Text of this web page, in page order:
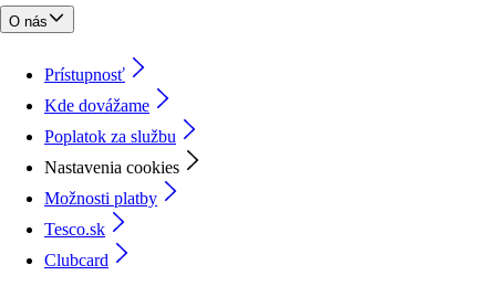
O nás
Prístupnosť
Kde dovážame
Poplatok za službu
Nastavenia cookies
Možnosti platby
Tesco.sk
Clubcard